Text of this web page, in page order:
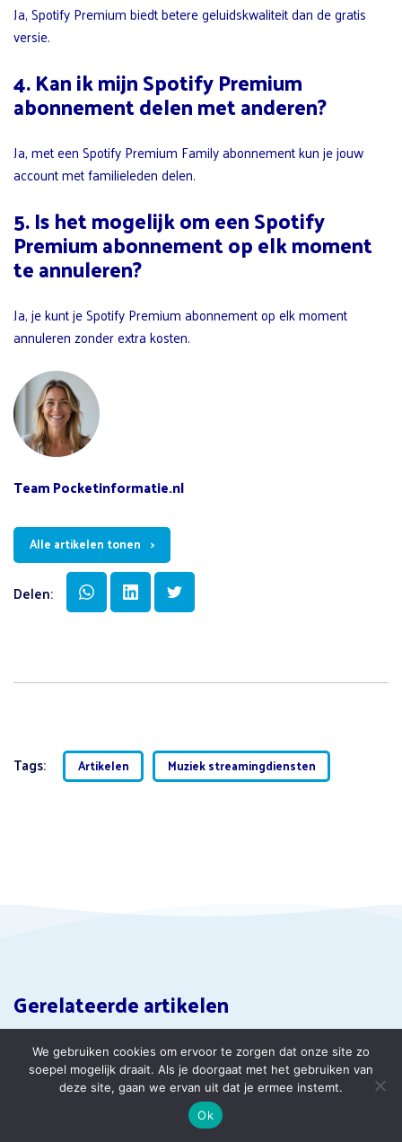
Ja, Spotify Premium biedt betere geluidskwaliteit dan de gratis
versie.
4. Kan ik mijn Spotify Premium
abonnement delen met anderen?
Ja, met een Spotify Premium Family abonnement kun je jouw
account met familieleden delen.
5. Is het mogelijk om een Spotify
Premium abonnement op elk moment
te annuleren?
Ja, je kunt je Spotify Premium abonnement op elk moment
annuleren zonder extra kosten.
Team Pocketinformatie.nl
Alle artikelen tonen
Delen:
Tags: Artikelen Muziek streamingdiensten
Gerelateerde artikelen
We gebruiken cookies om ervoor te zorgen dat onze site zo
soepel mogelijk draait. Als je doorgaat met het gebruiken van
deze site, gaan we ervan uit dat je ermee instemt.
Ok